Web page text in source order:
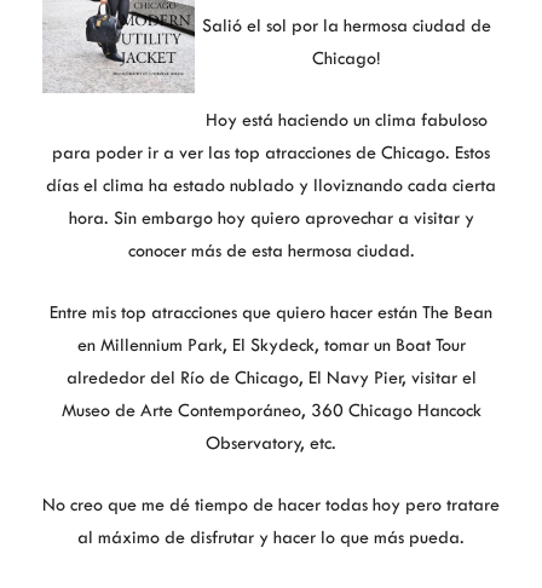
Salió el sol por la hermosa ciudad de
Chicago!
Hoy está haciendo un clima fabuloso
para poder ir a ver las top atracciones de Chicago. Estos
días el clima ha estado nublado y lloviznando cada cierta
hora. Sin embargo hoy quiero aprovechar a visitar y
conocer más de esta hermosa ciudad.
Entre mis top atracciones que quiero hacer están The Bean
en Millennium Park, El Skydeck, tomar un Boat Tour
alrededor del Río de Chicago, El Navy Pier, visitar el
Museo de Arte Contemporáneo, 360 Chicago Hancock
Observatory, etc.
No creo que me dé tiempo de hacer todas hoy pero tratare
al máximo de disfrutar y hacer lo que más pueda.